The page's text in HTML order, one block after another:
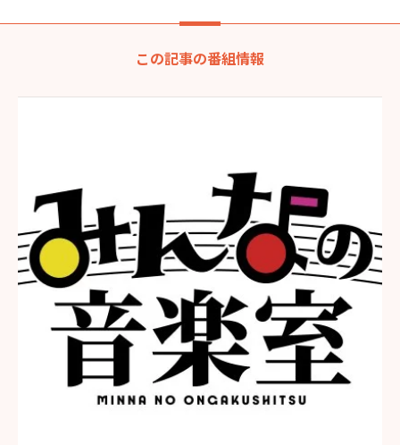
この記事の番組情報